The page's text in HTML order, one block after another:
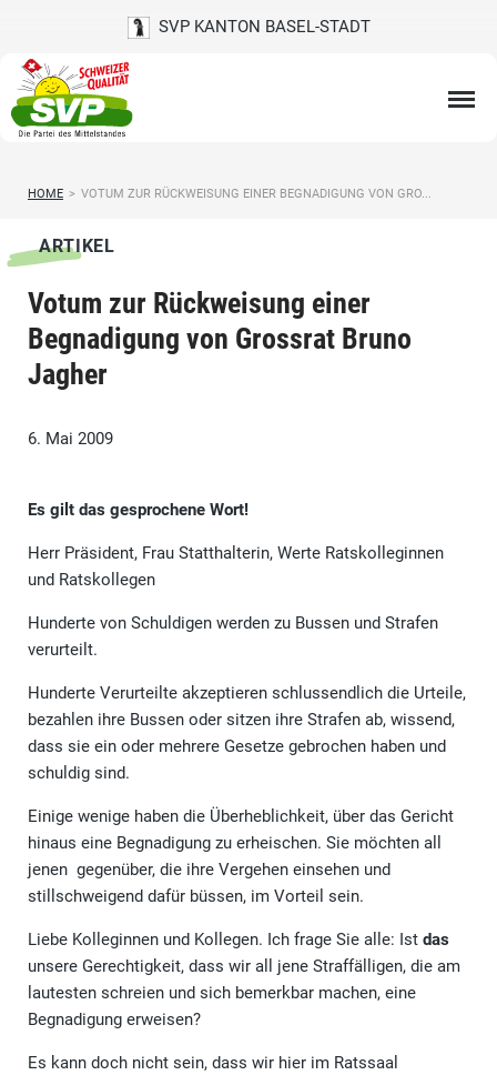
SVP KANTON BASEL-STADT
HOME > VOTUM ZUR RÜCKWEISUNG EINER BEGNADIGUNG VON GRO...
ARTIKEL
Votum zur Rückweisung einer
Begnadigung von Grossrat Bruno
Jagher
6. Mai 2009
Es gilt das gesprochene Wort!
Herr Präsident, Frau Statthalterin, Werte Ratskolleginnen
und Ratskollegen
Hunderte von Schuldigen werden zu Bussen und Strafen
verurteilt.
Hunderte Verurteilte akzeptieren schlussendlich die Urteile,
bezahlen ihre Bussen oder sitzen ihre Strafen ab, wissend,
dass sie ein oder mehrere Gesetze gebrochen haben und
schuldig sind.
Einige wenige haben die Überheblichkeit, über das Gericht
hinaus eine Begnadigung zu erheischen. Sie möchten all
jenen gegenüber, die ihre Vergehen einsehen und
stillschweigend dafür büssen, im Vorteil sein.
Liebe Kolleginnen und Kollegen. Ich frage Sie alle: Ist das
unsere Gerechtigkeit, dass wir all jene Straffälligen, die am
lautesten schreien und sich bemerkbar machen, eine
Begnadigung erweisen?
Es kann doch nicht sein, dass wir hier im Ratssaal